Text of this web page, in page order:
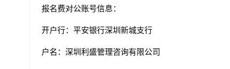
报名费对公账号信息：
开户行：平安银行深圳新城支行
户名：深圳利盛管理咨询有限公司